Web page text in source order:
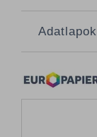
Adatlapok